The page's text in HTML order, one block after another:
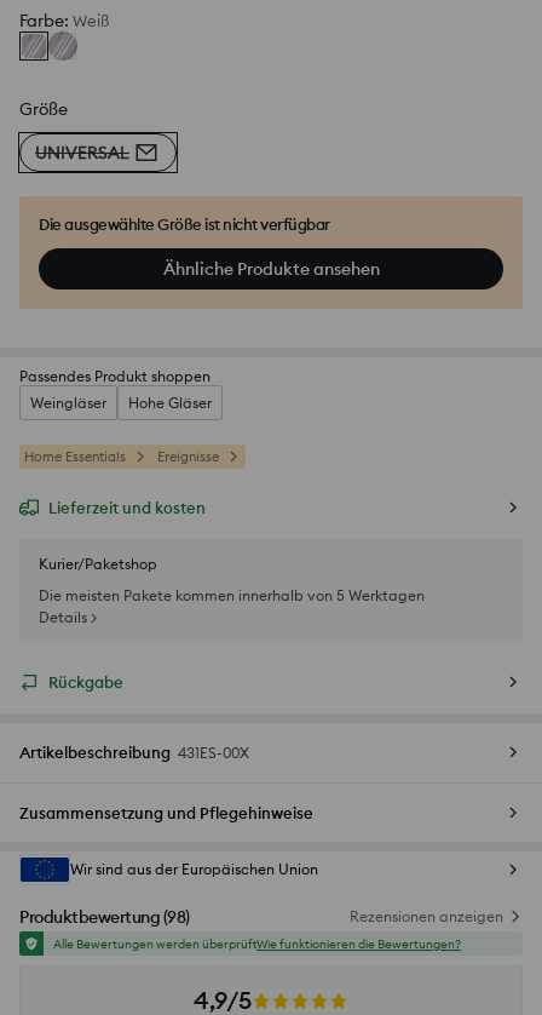
Farbe: Weiß
Größe
UNIVERSAL
Die ausgewählte Größe ist nicht verfügbar
Ähnliche Produkte ansehen
Passendes Produkt shoppen
Weingläser
Hohe Gläser
Home Essentials Ereignisse
Lieferzeit und kosten
Kurier/Paketshop
Die meisten Pakete kommen innerhalb von 5 Werktagen
Details >
Rückgabe
Artikelbeschreibung 431ES-00X
Zusammensetzung und Pflegehinweise
Wir sind aus der Europäischen Union
Produktbewertung(98) Rezensionen anzeigen
Alle Bewertungen werden überprüftWie funktionieren die Bewertungen?
4,9/5